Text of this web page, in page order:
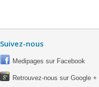
Suivez-nous
Medipages sur Facebook
Retrouvez-nous sur Google +